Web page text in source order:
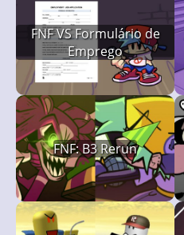
FNF VS Formulário de
Emprego
FNF: B3 Rerun